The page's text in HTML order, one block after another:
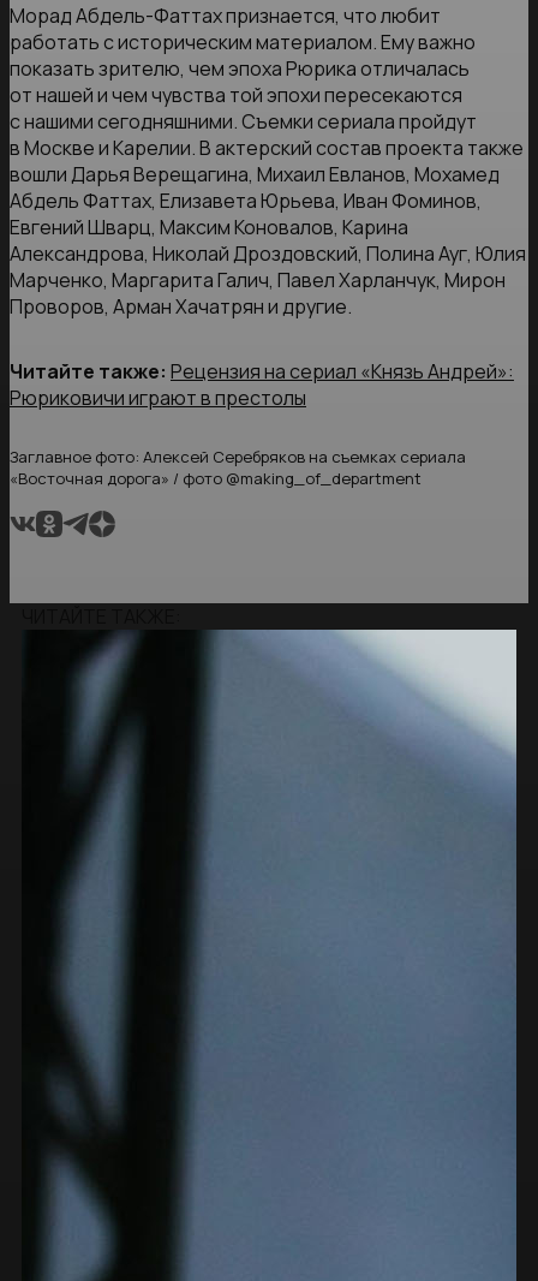
Морад Абдель-Фаттах признается, что любит
работать с историческим материалом. Ему важно
показать зрителю, чем эпоха Рюрика отличалась
от нашей и чем чувства той эпохи пересекаются
с нашими сегодняшними. Съемки сериала пройдут
в Москве и Карелии. В актерский состав проекта также
вошли Дарья Верещагина, Михаил Евланов, Мохамед
Абдель Фаттах, Елизавета Юрьева, Иван Фоминов,
Евгений Шварц, Максим Коновалов, Карина
Александрова, Николай Дроздовский, Полина Ауг, Юлия
Марченко, Маргарита Галич, Павел Харланчук, Мирон
Проворов, Арман Хачатрян и другие.
Читайте также: Рецензия на сериал «Князь Андрей»:
Рюриковичи играют в престолы
Заглавное фото: Алексей Серебряков на съемках сериала
«Восточная дорога» / фото @making_of_department